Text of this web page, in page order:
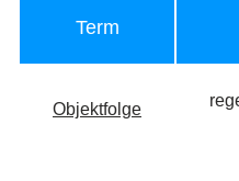
Term
Objektfolge